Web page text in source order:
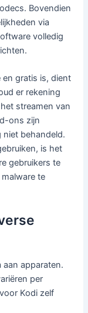
Bovendien
via
volledig
gratis is, dient
er rekening
streamen van
ons zijn
behandeld.
is het
gebruikers te
te
aan apparaten.
per
Kodi zelf